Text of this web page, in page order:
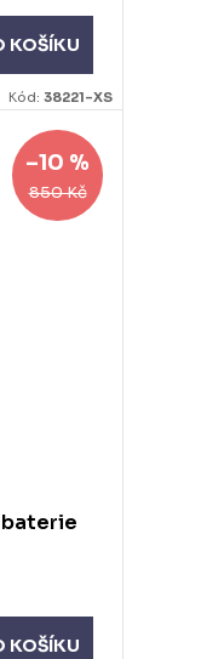
KOŠÍKU
Kód: 38221-XS
850 Kč
–10 %
baterie
KOŠÍKU